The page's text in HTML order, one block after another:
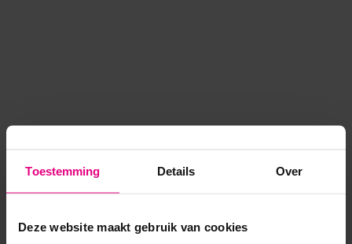
Toestemming Details Over
Deze website maakt gebruik van cookies